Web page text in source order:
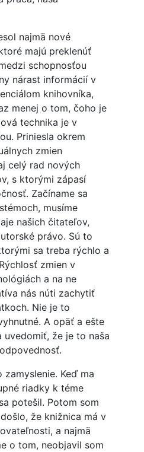
najmä nové
majú preklenúť
schopnosťou
nárast informácií v
knihovníka,
menej o tom, čoho je
technika je v
Priniesla okrem
zmien
celý rad nových
s ktorými zápasí
Začíname sa
musíme
našich čitateľov,
právo. Sú to
sa treba rýchlo a
zmien v
a na ne
nás núti zachytiť
Nie je to
A opäť a ešte
uvedomiť, že je to naša
Keď ma
riadky k téme
potešil. Potom som
že knižnica má v
a najmä
o tom, neobjavil som